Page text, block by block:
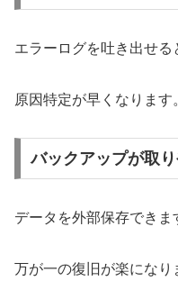
エラーログを吐き出せる
原因特定が早くなります
バックアップが取
データを外部保存できま
万が一の復旧が楽になり